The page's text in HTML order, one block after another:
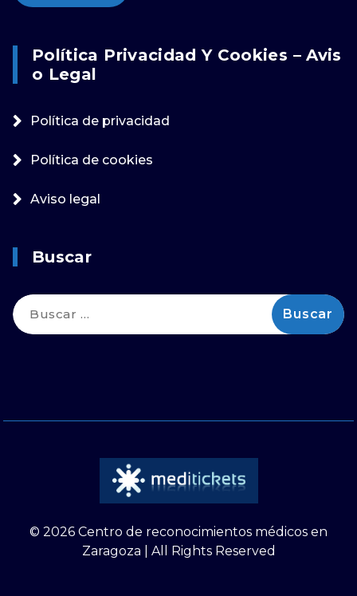
Política Privacidad Y Cookies – Avis
O Legal
Política de privacidad
Política de cookies
Aviso legal
Buscar
Buscar:
© 2026 Centro de reconocimientos médicos en
Zaragoza | All Rights Reserved